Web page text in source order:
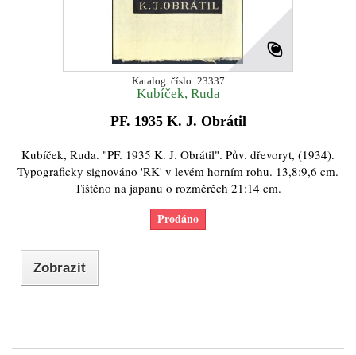
Katalog. číslo: 23337
Kubíček, Ruda
PF. 1935 K. J. Obrátil
Kubíček, Ruda. "PF. 1935 K. J. Obrátil". Pův. dřevoryt, (1934).
Typograficky signováno 'RK' v levém horním rohu. 13,8:9,6 cm.
Tištěno na japanu o rozměrěch 21:14 cm.
Prodáno
Zobrazit